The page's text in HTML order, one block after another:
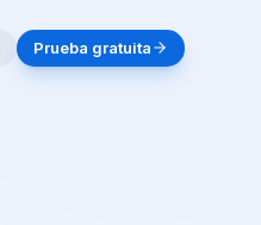
Prueba gratuita